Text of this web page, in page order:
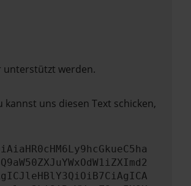
unterstützt werden.
uns diesen Text schicken,